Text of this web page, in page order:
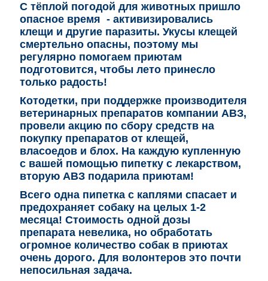
С тёплой погодой для животных пришло
опасное время - активизировались
клещи и другие паразиты. Укусы клещей
смертельно опасны, поэтому мы
регулярно помогаем приютам
подготовится, чтобы лето принесло
только радость!
Котодетки, при поддержке производителя
ветеринарных препаратов компании АВЗ,
провели акцию по сбору средств на
покупку препаратов от клещей,
власоедов и блох. На каждую купленную
с вашей помощью пипетку с лекарством,
вторую АВЗ подарила приютам!
Всего одна пипетка с каплями спасает и
предохраняет собаку на целых 1-2
месяца! Стоимость одной дозы
препарата невелика, но обработать
огромное количество собак в приютах
очень дорого. Для волонтеров это почти
непосильная задача.